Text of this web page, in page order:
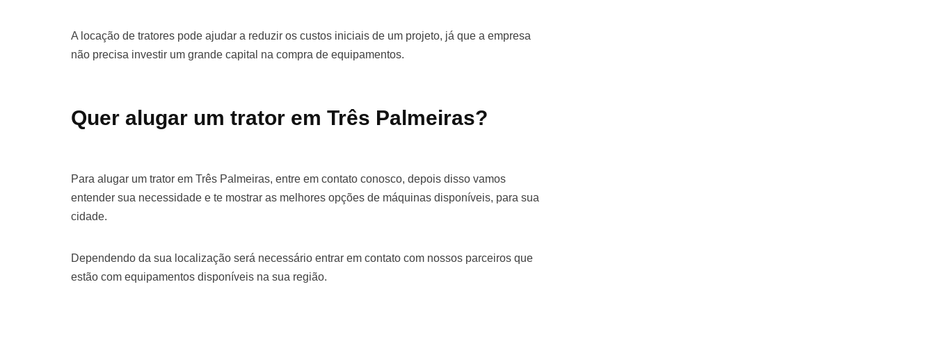
A locação de tratores pode ajudar a reduzir os custos iniciais de um projeto, já que a empresa
não precisa investir um grande capital na compra de equipamentos.
Quer alugar um trator em Três Palmeiras?
Para alugar um trator em Três Palmeiras, entre em contato conosco, depois disso vamos
entender sua necessidade e te mostrar as melhores opções de máquinas disponíveis, para sua
cidade.
Dependendo da sua localização será necessário entrar em contato com nossos parceiros que
estão com equipamentos disponíveis na sua região.